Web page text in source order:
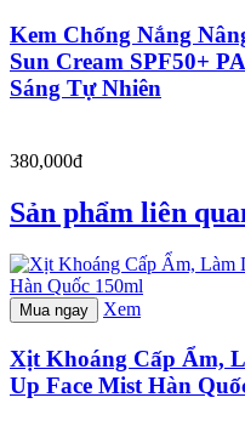
Kem Chống Nắng
Sun Cream SPF50+
Sáng Tự Nhiên
380,000đ
Sản phẩm liên
Mua ngay Xem
Xịt Khoáng Cấp Ẩm,
Up Face Mist Hàn